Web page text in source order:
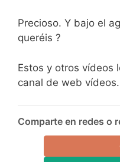
Precioso. Y bajo el
queréis ?
Estos y otros vídeos
canal de web vídeos.
Comparte en redes o